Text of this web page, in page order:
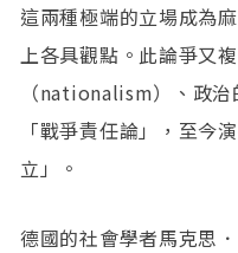
這兩種極端的立場成為
上各具觀點。此論爭又
（nationalism）、政
「戰爭責任論」，至今
立」。
德國的社會學者馬克思